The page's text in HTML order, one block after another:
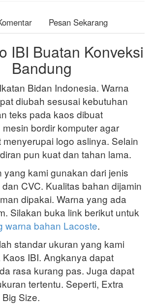
Pesan Sekarang
IBI Buatan Konveksi
Bandung
Bidan Indonesia. Warna
diubah sesusai kebutuhan
teks pada kaos dibuat
bordir komputer agar
logo aslinya. Selain
pun kuat dan tahan lama.
yang kami gunakan dari jenis
CVC. Kualitas bahan dijamin
dipakai. Warna yang ada
Silakan buka link berikut untuk
warna bahan Lacoste.
standar ukuran yang kami
IBI. Angkanya dapat
rasa kurang pas. Juga dapat
tertentu. Seperti, Extra
Size.